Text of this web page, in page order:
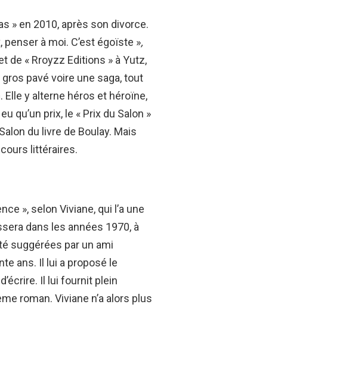
» en 2010, après son divorce.
à moi. C’est égoïste »,
de « Rroyzz Editions » à Yutz,
pavé voire une saga, tout
Elle y alterne héros et héroïne,
qu’un prix, le « Prix du Salon »
du livre de Boulay. Mais
littéraires.
», selon Viviane, qui l’a une
dans les années 1970, à
suggérées par un ami
ans. Il lui a proposé le
Il lui fournit plein
roman. Viviane n’a alors plus